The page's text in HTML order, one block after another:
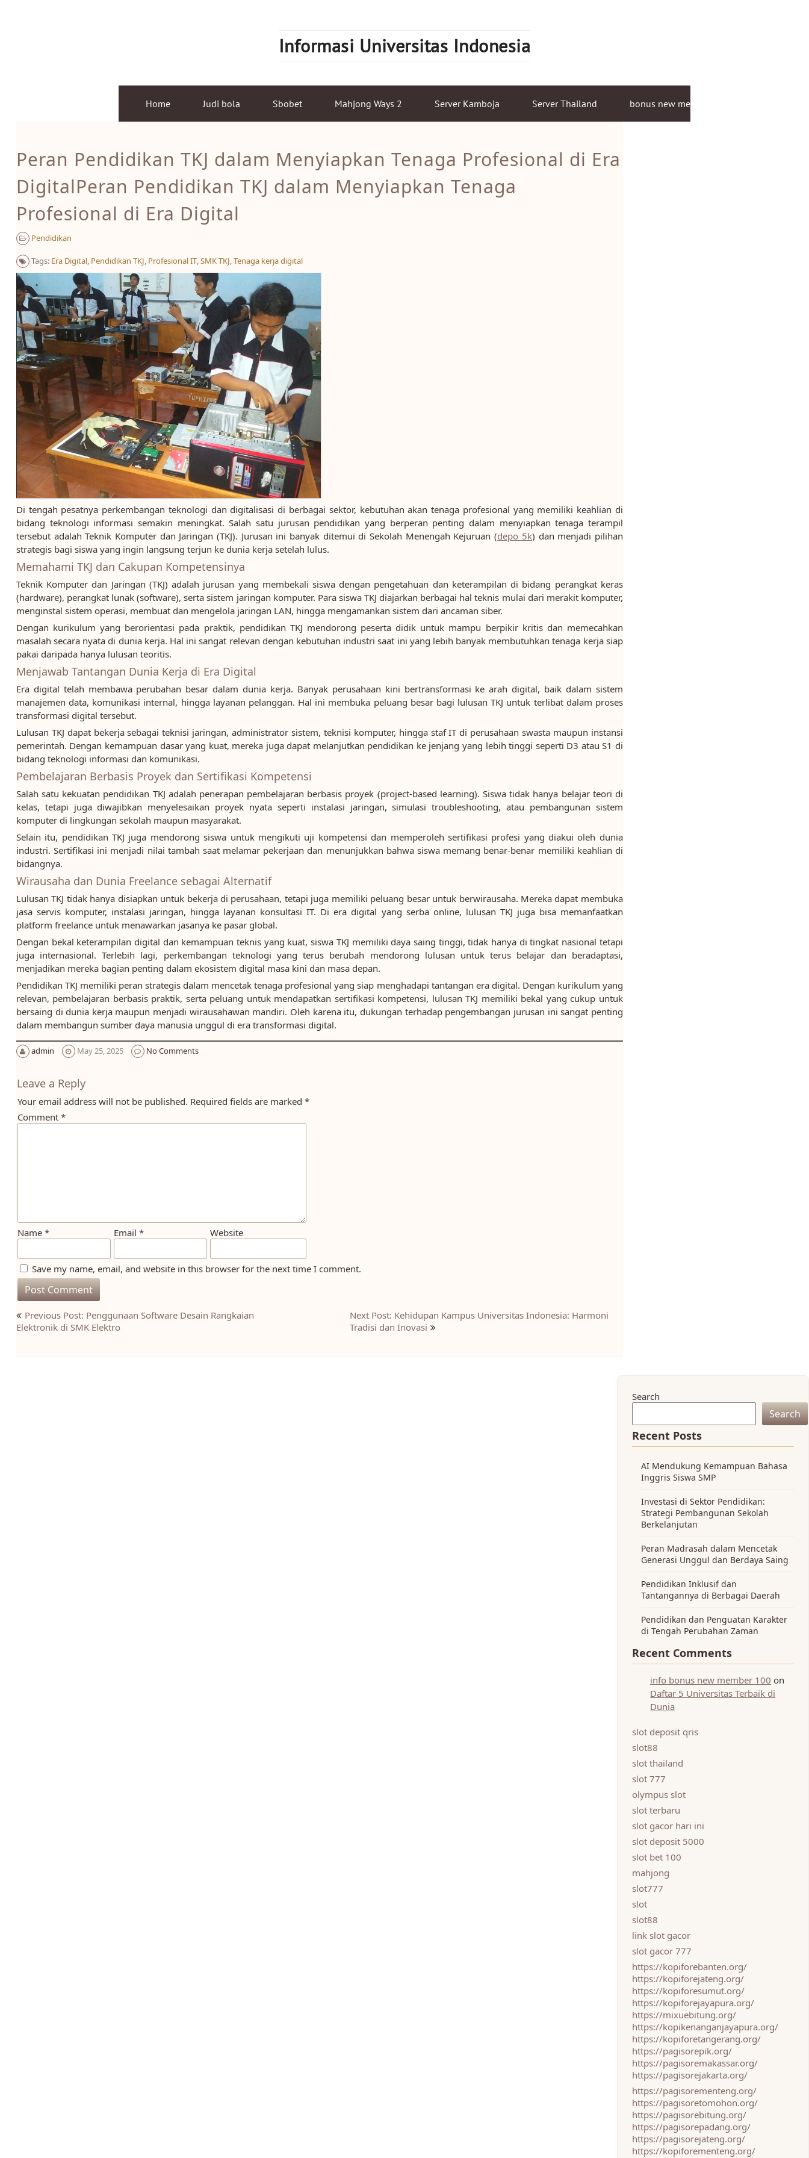
Informasi Universitas Indonesia
Home Judi bola Sbobet Mahjong Ways 2 Server Kamboja Server Thailand bonus new member
Peran Pendidikan TKJ dalam Menyiapkan Tenaga Profesional di Era
DigitalPeran Pendidikan TKJ dalam Menyiapkan Tenaga
Profesional di Era Digital
Pendidikan
Tags: Era Digital, Pendidikan TKJ, Profesional IT,SMK TKJ,Tenaga kerja digital
Di tengah pesatnya perkembangan teknologi dan digitalisasi di berbagai sektor, kebutuhan akan tenaga profesional yang memiliki keahlian di
bidang teknologi informasi semakin meningkat. Salah satu jurusan pendidikan yang berperan penting dalam menyiapkan tenaga terampil
tersebut adalah Teknik Komputer dan Jaringan (TKJ). Jurusan ini banyak ditemui di Sekolah Menengah Kejuruan (depo 5k) dan menjadi pilihan
strategis bagi siswa yang ingin langsung terjun ke dunia kerja setelah lulus.
Memahami TKJ dan Cakupan Kompetensinya
Teknik Komputer dan Jaringan (TKJ) adalah jurusan yang membekali siswa dengan pengetahuan dan keterampilan di bidang perangkat keras
(hardware), perangkat lunak (software), serta sistem jaringan komputer. Para siswa TKJ diajarkan berbagai hal teknis mulai dari merakit komputer,
menginstal sistem operasi, membuat dan mengelola jaringan LAN, hingga mengamankan sistem dari ancaman siber.
Dengan kurikulum yang berorientasi pada praktik, pendidikan TKJ mendorong peserta didik untuk mampu berpikir kritis dan memecahkan
masalah secara nyata di dunia kerja. Hal ini sangat relevan dengan kebutuhan industri saat ini yang lebih banyak membutuhkan tenaga kerja siap
pakai daripada hanya lulusan teoritis.
Menjawab Tantangan Dunia Kerja di Era Digital
Era digital telah membawa perubahan besar dalam dunia kerja. Banyak perusahaan kini bertransformasi ke arah digital, baik dalam sistem
manajemen data, komunikasi internal, hingga layanan pelanggan. Hal ini membuka peluang besar bagi lulusan TKJ untuk terlibat dalam proses
transformasi digital tersebut.
Lulusan TKJ dapat bekerja sebagai teknisi jaringan, administrator sistem, teknisi komputer, hingga staf IT di perusahaan swasta maupun instansi
pemerintah. Dengan kemampuan dasar yang kuat, mereka juga dapat melanjutkan pendidikan ke jenjang yang lebih tinggi seperti D3 atau S1 di
bidang teknologi informasi dan komunikasi.
Pembelajaran Berbasis Proyek dan Sertifikasi Kompetensi
Salah satu kekuatan pendidikan TKJ adalah penerapan pembelajaran berbasis proyek (project-based learning). Siswa tidak hanya belajar teori di
kelas, tetapi juga diwajibkan menyelesaikan proyek nyata seperti instalasi jaringan, simulasi troubleshooting, atau pembangunan sistem
komputer di lingkungan sekolah maupun masyarakat.
Selain itu, pendidikan TKJ juga mendorong siswa untuk mengikuti uji kompetensi dan memperoleh sertifikasi profesi yang diakui oleh dunia
industri. Sertifikasi ini menjadi nilai tambah saat melamar pekerjaan dan menunjukkan bahwa siswa memang benar-benar memiliki keahlian di
bidangnya.
Wirausaha dan Dunia Freelance sebagai Alternatif
Lulusan TKJ tidak hanya disiapkan untuk bekerja di perusahaan, tetapi juga memiliki peluang besar untuk berwirausaha. Mereka dapat membuka
jasa servis komputer, instalasi jaringan, hingga layanan konsultasi IT. Di era digital yang serba online, lulusan TKJ juga bisa memanfaatkan
platform freelance untuk menawarkan jasanya ke pasar global.
Dengan bekal keterampilan digital dan kemampuan teknis yang kuat, siswa TKJ memiliki daya saing tinggi, tidak hanya di tingkat nasional tetapi
juga internasional. Terlebih lagi, perkembangan teknologi yang terus berubah mendorong lulusan untuk terus belajar dan beradaptasi,
menjadikan mereka bagian penting dalam ekosistem digital masa kini dan masa depan.
Pendidikan TKJ memiliki peran strategis dalam mencetak tenaga profesional yang siap menghadapi tantangan era digital. Dengan kurikulum yang
relevan, pembelajaran berbasis praktik, serta peluang untuk mendapatkan sertifikasi kompetensi, lulusan TKJ memiliki bekal yang cukup untuk
bersaing di dunia kerja maupun menjadi wirausahawan mandiri. Oleh karena itu, dukungan terhadap pengembangan jurusan ini sangat penting
dalam membangun sumber daya manusia unggul di era transformasi digital.
admin May 25, 2025 No Comments
Leave a Reply
Your email address will not be published. Required fields are marked *
Comment *
Name * Email * Website
Save my name, email, and website in this browser for the next time I comment.
Post
navigation
Previous Post: Penggunaan Software Desain Rangkaian
Elektronik di SMK Elektro
Next Post: Kehidupan Kampus Universitas Indonesia: Harmoni
Tradisi dan Inovasi
Search
Search
Recent Posts
AI Mendukung Kemampuan Bahasa
Inggris Siswa SMP
Investasi di Sektor Pendidikan:
Strategi Pembangunan Sekolah
Berkelanjutan
Peran Madrasah dalam Mencetak
Generasi Unggul dan Berdaya Saing
Pendidikan Inklusif dan
Tantangannya di Berbagai Daerah
Pendidikan dan Penguatan Karakter
di Tengah Perubahan Zaman
Recent Comments
info bonus new member 100 on
Daftar 5 Universitas Terbaik di
Dunia
slot deposit qris
slot88
slot thailand
slot 777
olympus slot
slot terbaru
slot gacor hari ini
slot deposit 5000
slot bet 100
mahjong
slot777
slot
slot88
link slot gacor
slot gacor 777
https://kopiforebanten.org/
https://kopiforejateng.org/
https://kopiforesumut.org/
https://kopiforejayapura.org/
https://mixuebitung.org/
https://kopikenanganjayapura.org/
https://kopiforetangerang.org/
https://pagisorepik.org/
https://pagisoremakassar.org/
https://pagisorejakarta.org/
https://pagisorementeng.org/
https://pagisoretomohon.org/
https://pagisorebitung.org/
https://pagisorepadang.org/
https://pagisorejateng.org/
https://kopiforementeng.org/